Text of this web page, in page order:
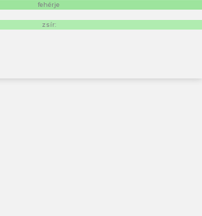
fehérje
zsír: